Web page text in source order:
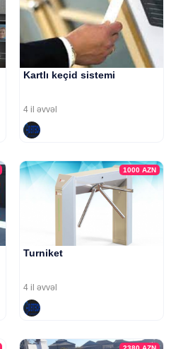
Kartlı keçid sistemi
4 il əvvəl
1000 AZN
Turniket
4 il əvvəl